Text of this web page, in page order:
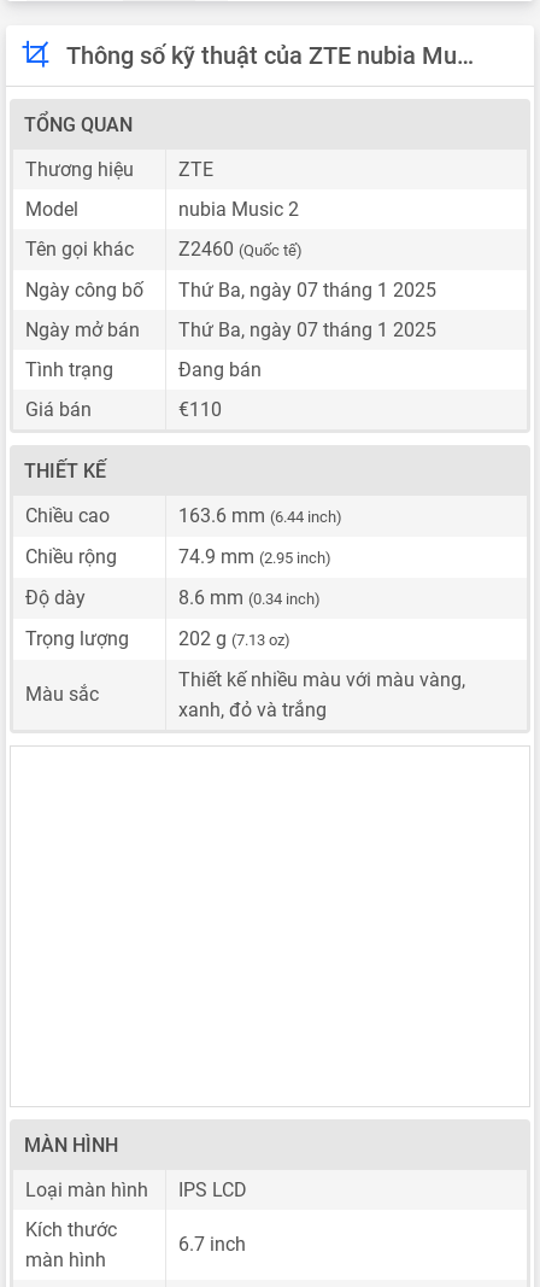
Thông số kỹ thuật của ZTE nubia Music 2
TỔNG QUAN
Thương hiệu
ZTE
Model
nubia Music 2
Tên gọi khác
Z2460 (Quốc tế)
Ngày công bố
Thứ Ba, ngày 07 tháng 1 2025
Ngày mở bán
Thứ Ba, ngày 07 tháng 1 2025
Tình trạng
Đang bán
Giá bán
€110
THIẾT KẾ
Chiều cao
163.6 mm (6.44 inch)
Chiều rộng 74.9 mm (2.95 inch)
Độ dày 8.6 mm (0.34 inch)
Trọng lượng 202 g (7.13 oz)
Màu sắc
Thiết kế nhiều màu với màu vàng,
xanh, đỏ và trắng
MÀN HÌNH
Loại màn hình
IPS LCD
Kích thước
màn hình
6.7 inch